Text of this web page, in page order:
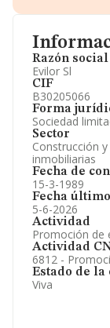
Razón social
Evilor Sl
CIF
B30205066
Forma
Sociedad
Sector
Construcción
inmobiliarias
Fecha de
15-3-1989
Fecha
5-6-2026
Actividad
Promoción de
Actividad
6812 -
Estado de la
Viva